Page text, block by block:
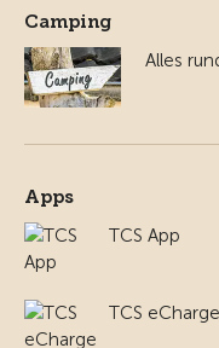
Camping
Alles
Apps
TCS App
TCS eCharge